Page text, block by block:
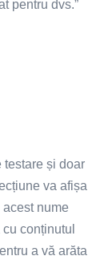
pentru dvs.”
testare și doar
va afișa
nume
conținutul
a vă arăta